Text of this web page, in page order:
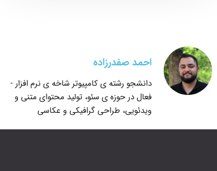
احمد صفدرزاده
دانشجو رشته ی کامپیوتر شاخه ی نرم افزار -
فعال در حوزه ی سئو، تولید محتوای متنی و
ویدئویی، طراحی گرافیکی و عکاسی